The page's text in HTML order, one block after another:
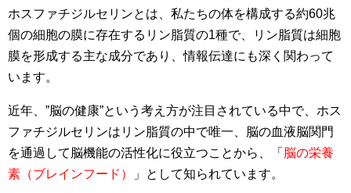
ホスファチジルセリンとは、私たちの体を構成する約60兆
個の細胞の膜に存在するリン脂質の1種で、リン脂質は細胞
膜を形成する主な成分であり、情報伝達にも深く関わって
います。
近年、”脳の健康”という考え方が注目されている中で、ホス
ファチジルセリンはリン脂質の中で唯一、脳の血液脳関門
を通過して脳機能の活性化に役立つことから、「 脳の栄養
素（ブレインフード）
」として知られています。